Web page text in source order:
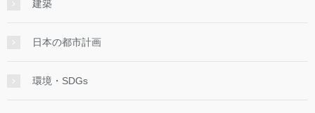
建築
日本の都市計画
環境・SDGs